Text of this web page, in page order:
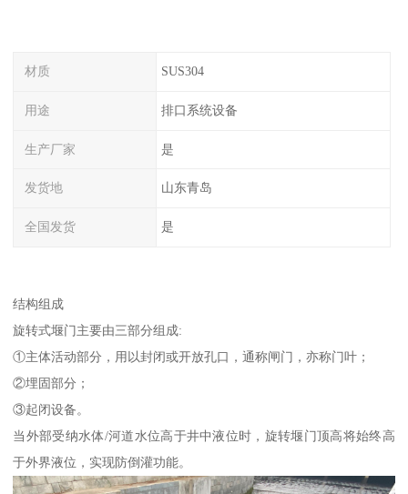
材质 SUS304
用途 排口系统设备
生产厂家 是
发货地 山东青岛
全国发货 是
结构组成
旋转式堰门主要由三部分组成:
①主体活动部分，用以封闭或开放孔口，通称闸门，亦称门叶；
②埋固部分；
③起闭设备。
当外部受纳水体/河道水位高于井中液位时，旋转堰门顶高将始终高
于外界液位，实现防倒灌功能。